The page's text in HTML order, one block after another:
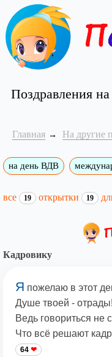
Поздравления
Главная На другие
на день ВДВ
все 19 открытки 19
Кадровику
Я пожелаю в этот
Душе твоей - отрады!
Ведь говориться не
Что всё решают
64